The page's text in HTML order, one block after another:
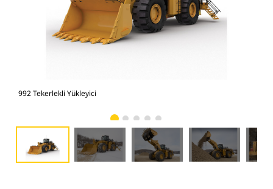
992 Tekerlekli Yükleyici